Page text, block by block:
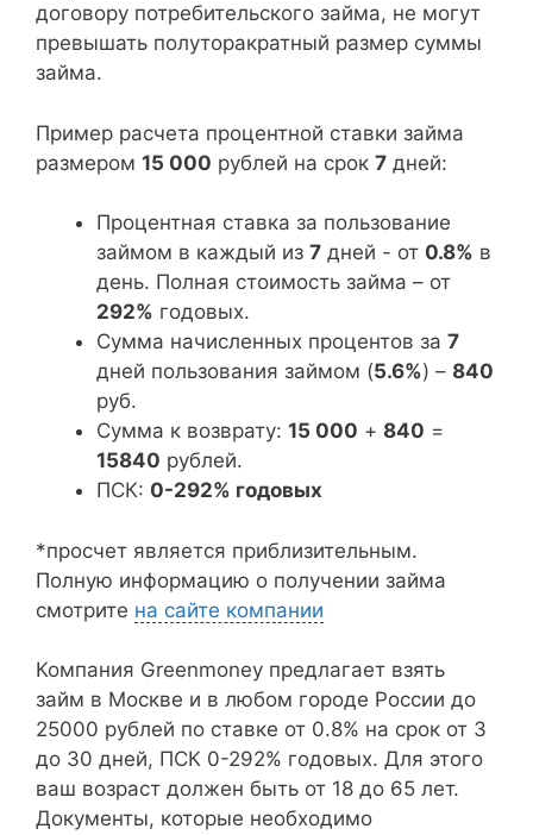
договору потребительского займа, не могут
превышать полуторакратный размер суммы
займа.
Пример расчета процентной ставки займа
размером 15 000 рублей на срок 7 дней:
Процентная ставка за пользование
займом в каждый из 7 дней - от 0.8% в
день. Полная стоимость займа – от
292% годовых.
Сумма начисленных процентов за 7
дней пользования займом (5.6%) – 840
руб.
Сумма к возврату: 15 000 + 840 =
15840 рублей.
ПСК: 0-292% годовых
*просчет является приблизительным.
Полную информацию о получении займа
смотрите на сайте компании
Компания Greenmoney предлагает взять
займ в Москве и в любом городе России до
25000 рублей по ставке от 0.8% на срок от 3
до 30 дней, ПСК 0-292% годовых. Для этого
ваш возраст должен быть от 18 до 65 лет.
Документы, которые необходимо